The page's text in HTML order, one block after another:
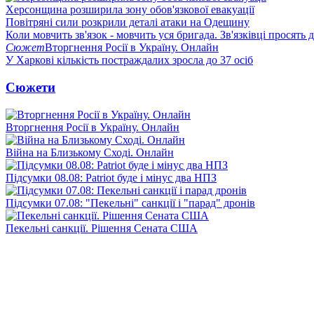
Херсонщина розширила зону обов'язкової евакуації
Повітряні сили розкрили деталі атаки на Одещину
Коли мовчить зв'язок - мовчить уся бригада. Зв'язківці просять
СюжетВторгнення Росії в Україну. Онлайн
У Харкові кількість постраждалих зросла до 37 осіб
Сюжети
Вторгнення Росії в Україну. Онлайн
Війна на Близькому Сході. Онлайн
Підсумки 08.08: Patriot буде і мінус два НПЗ
Підсумки 07.08: "Пекельні" санкції і "парад" дронів
Пекельні санкції. Рішення Сената США